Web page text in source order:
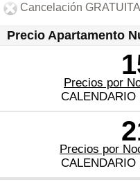
Cancelación GRATUITA
Precio Apartamento
Precios por
CALENDARIO
Precios por
CALENDARIO